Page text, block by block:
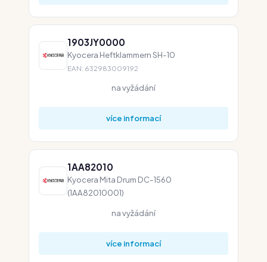
1903JY0000
Kyocera Heftklammern SH-10
EAN: 632983009192
na vyžádání
více informací
1AA82010
Kyocera Mita Drum DC-1560
(1AA82010001)
na vyžádání
více informací